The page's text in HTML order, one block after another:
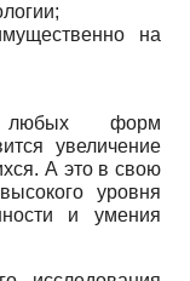
на
форм
увеличение
А это в свою
уровня
и умения